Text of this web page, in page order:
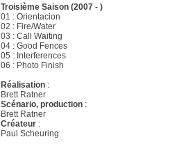
Troisième Saison (2007 - )
01 : Orientacion
02 : Fire/Water
03 : Call Waiting
04 : Good Fences
05 : Interferences
06 : Photo Finish
Réalisation :
Brett Ratner
Scénario, production :
Brett Ratner
Créateur :
Paul Scheuring